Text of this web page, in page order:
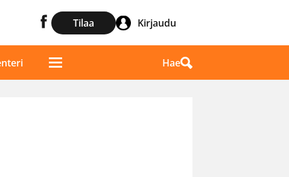
Tilaa Kirjaudu
Hae